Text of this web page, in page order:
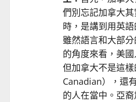
們別忘記加拿大
時，是講到用英
雖然語言和大部
的角度來看，美
但加拿大不是這
Canadian），還
的人在當中。亞